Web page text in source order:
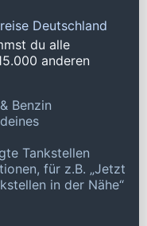
Deutschland
du alle
anderen
Benzin
Tankstellen
für z.B. „Jetzt
in der Nähe“